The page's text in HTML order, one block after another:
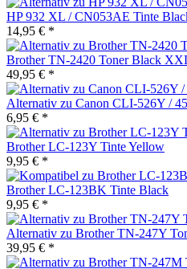
HP 932 XL / CN053AE Tinte
14,95 € *
Brother TN-2420 Toner Black
49,95 € *
Alternativ zu Canon CLI-526Y /
6,95 € *
Brother LC-123Y Tinte Yellow
9,95 € *
Brother LC-123BK Tinte Black
9,95 € *
Alternativ zu Brother TN-247Y
39,95 € *